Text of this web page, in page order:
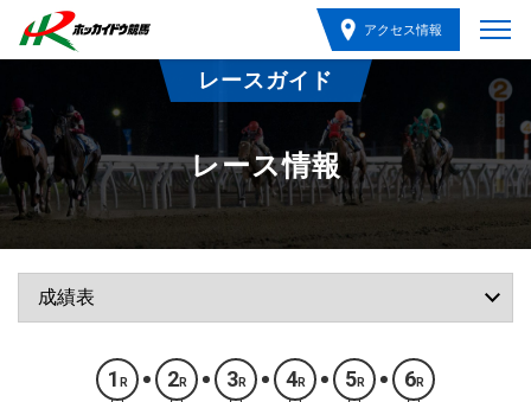
アクセス情報
レースガイド
レース情報
1 R 2R 3R 4R 5R 6R